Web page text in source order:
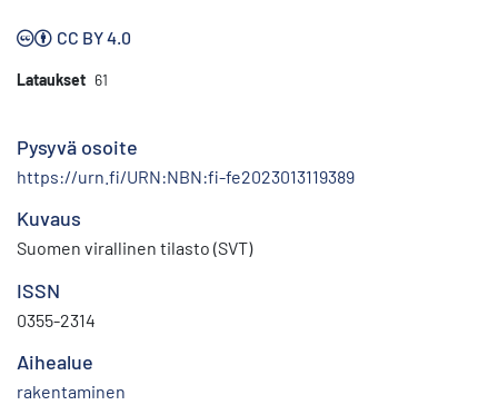
CC BY 4.0
Lataukset 61
Pysyvä osoite
https://urn.fi/URN:NBN:fi-fe2023013119389
Kuvaus
Suomen virallinen tilasto (SVT)
ISSN
0355-2314
Aihealue
rakentaminen